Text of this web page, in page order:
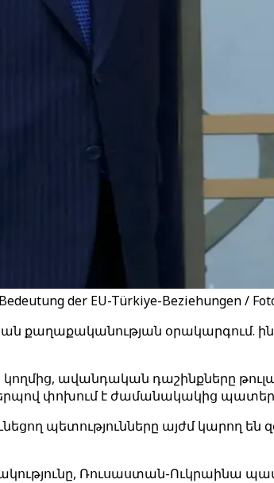
der EU-Türkiye-Beziehungen /
քաղաքականության օրակարգում.
ավանդական դաշինքները
փոխում է ժամանակակից
պետությունները այժմ կարող են
Ռուսաստան-Ուկրաինա